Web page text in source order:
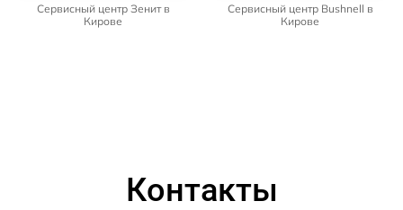
Сервисный центр Зенит в
Кирове
Сервисный центр Bushnell в
Кирове
Контакты